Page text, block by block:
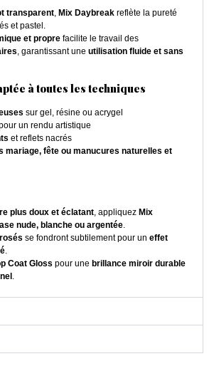
transparent, Mix Daybreak reflète la pureté
et pastel.
et propre facilite le travail des
, garantissant une utilisation fluide et sans
à toutes les techniques
sur gel, résine ou acrygel
un rendu artistique
et reflets nacrés
mariage, fête ou manucures naturelles et
plus doux et éclatant, appliquez Mix
nude, blanche ou argentée.
se fondront subtilement pour un effet
.
Coat Gloss pour une brillance miroir durable
.